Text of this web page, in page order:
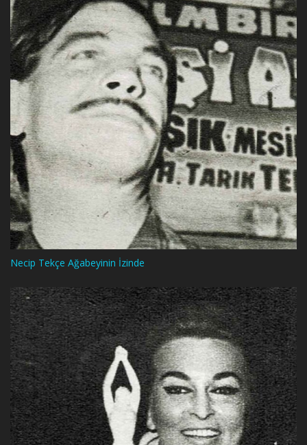
Necip Tekçe Ağabeyinin İzinde